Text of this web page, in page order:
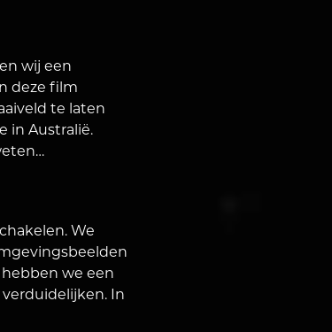
wij een
deze film
te laten
in Australië.
We
we een
In